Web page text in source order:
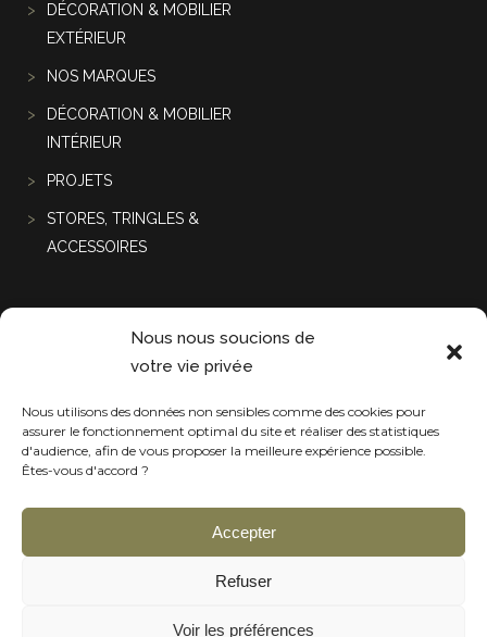
Nous nous soucions de
votre vie privée
Nous utilisons des données non sensibles comme des cookies pour
assurer le fonctionnement optimal du site et réaliser des statistiques
d'audience, afin de vous proposer la meilleure expérience possible.
Êtes-vous d'accord ?
Accepter
Refuser
Voir les préférences
DÉCORATION & MOBILIER
EXTÉRIEUR
NOS MARQUES
DÉCORATION & MOBILIER
INTÉRIEUR
PROJETS
STORES, TRINGLES &
ACCESSOIRES
Projets récentes